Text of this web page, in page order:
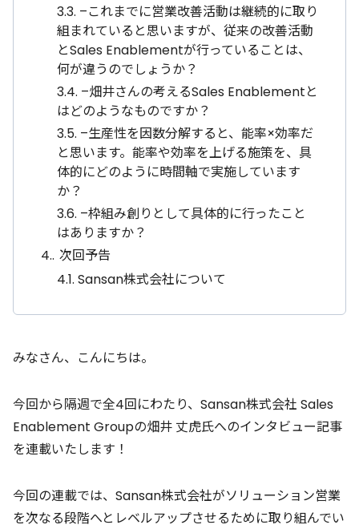
3.3. –これまでに営業改善活動は継続的に取り
組まれていると思いますが、従来の改善活動
とSales Enablementが行っていることは、
何が違うのでしょうか？
3.4. –畑井さんの考えるSales Enablementと
はどのようなものですか？
3.5. –生産性を因数分解すると、能率×効率だ
と思います。能率や効率を上げる施策を、具
体的にどのように時間軸で実施しています
か？
3.6. –枠組み創りとして具体的に行ったこと
はありますか？
4. 次回予告
4.1. Sansan株式会社について
みなさん、こんにちは。
今回から隔週で全4回にわたり、Sansan株式会社 Sales
Enablement Groupの畑井 丈虎氏へのインタビュー記事
を連載いたします！
今回の連載では、Sansan株式会社がソリューション営業
を次なる段階へとレベルアップさせるために取り組んでい